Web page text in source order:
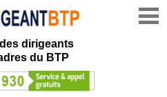
dirigeants
du BTP